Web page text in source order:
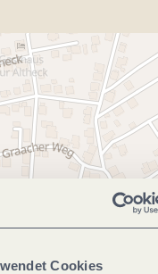
Cookies